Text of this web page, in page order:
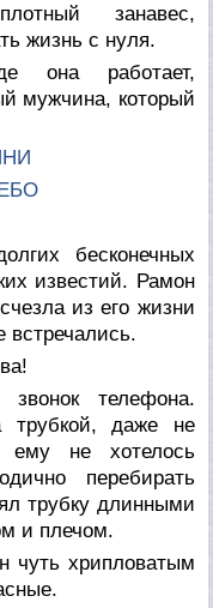
занавес,
жизнь с нуля.
она работает,
мужчина, который
бесконечных
известий. Рамон
из его жизни
встречались.
звонок телефона.
трубкой, даже не
ему не хотелось
перебирать
трубку длинными
и плечом.
чуть хрипловатым